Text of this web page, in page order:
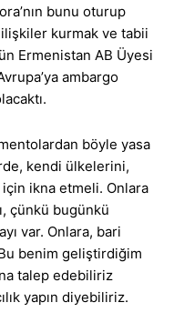
bunu oturup
kurmak ve tabii
Ermenistan AB Üyesi
ambargo
böyle yasa
kendi ülkelerini,
için ikna etmeli. Onlara
çünkü bugünkü
var. Onlara, bari
benim geliştirdiğim
talep edebiliriz
yapın diyebiliriz.